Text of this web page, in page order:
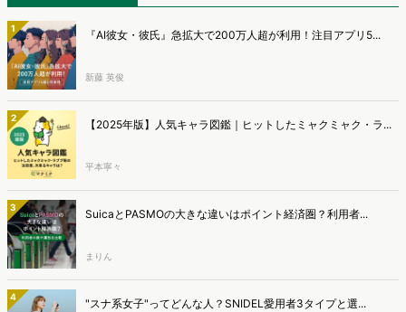
ウンロードできます。
1 『AI彼女・彼氏』急拡大で200万人超が利用！注目アプリ5...
新藤 英俊
2 【2025年版】人気キャラ図鑑｜ヒットしたミャクミャク・ラ...
平本寧々
3 SuicaとPASMOの大きな違いはポイント経済圏？利用者...
まりん
4 "スナ系女子"ってどんな人？SNIDEL愛用者3タイプと選...